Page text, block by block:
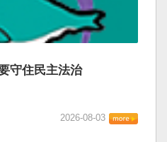
守住民主法治
2026-08-03